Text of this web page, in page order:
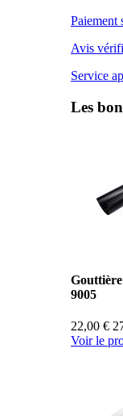
Paiement
Avis
Service
Les
9005
22,00 €
Voir le